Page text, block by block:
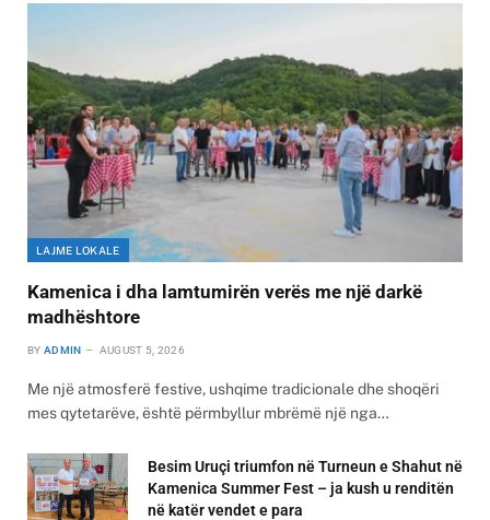
LAJME LOKALE
Kamenica i dha lamtumirën verës me një darkë
madhështore
BY ADMIN AUGUST 5, 2026
Me një atmosferë festive, ushqime tradicionale dhe shoqëri
mes qytetarëve, është përmbyllur mbrëmë një nga…
Besim Uruçi triumfon në Turneun e Shahut në
Kamenica Summer Fest – ja kush u renditën
në katër vendet e para